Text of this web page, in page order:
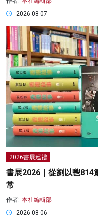
2026-08-07
2026書展巡禮
書展2026｜從劉以鬯814
常
作者: 本社編輯部
2026-08-06